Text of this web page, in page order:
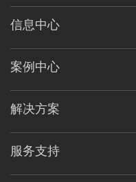
信息中心
案例中心
解决方案
服务支持